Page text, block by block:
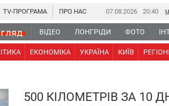
07.08.2026 20 40
ВІДЕО ЛОНГРІДИ ФОТО
ЕКОНОМІКА УКРАЇНА КИЇВ
TV-ПРОГРАМА ПРО НАС
500 КІЛОМЕТРІВ ЗА 10